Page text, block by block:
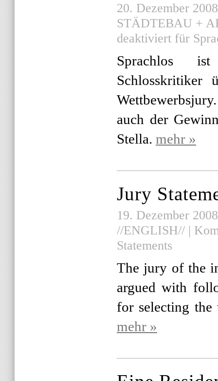
20. Dezember
STÄDTEBAU +
deaktiviert für
Sprachlos
Schlosskritiker
auch der
Stella. mehr »
Jury
19. Dezember
//ENGLISH// |
Statements
The jury of the
argued with
for selecting
mehr »